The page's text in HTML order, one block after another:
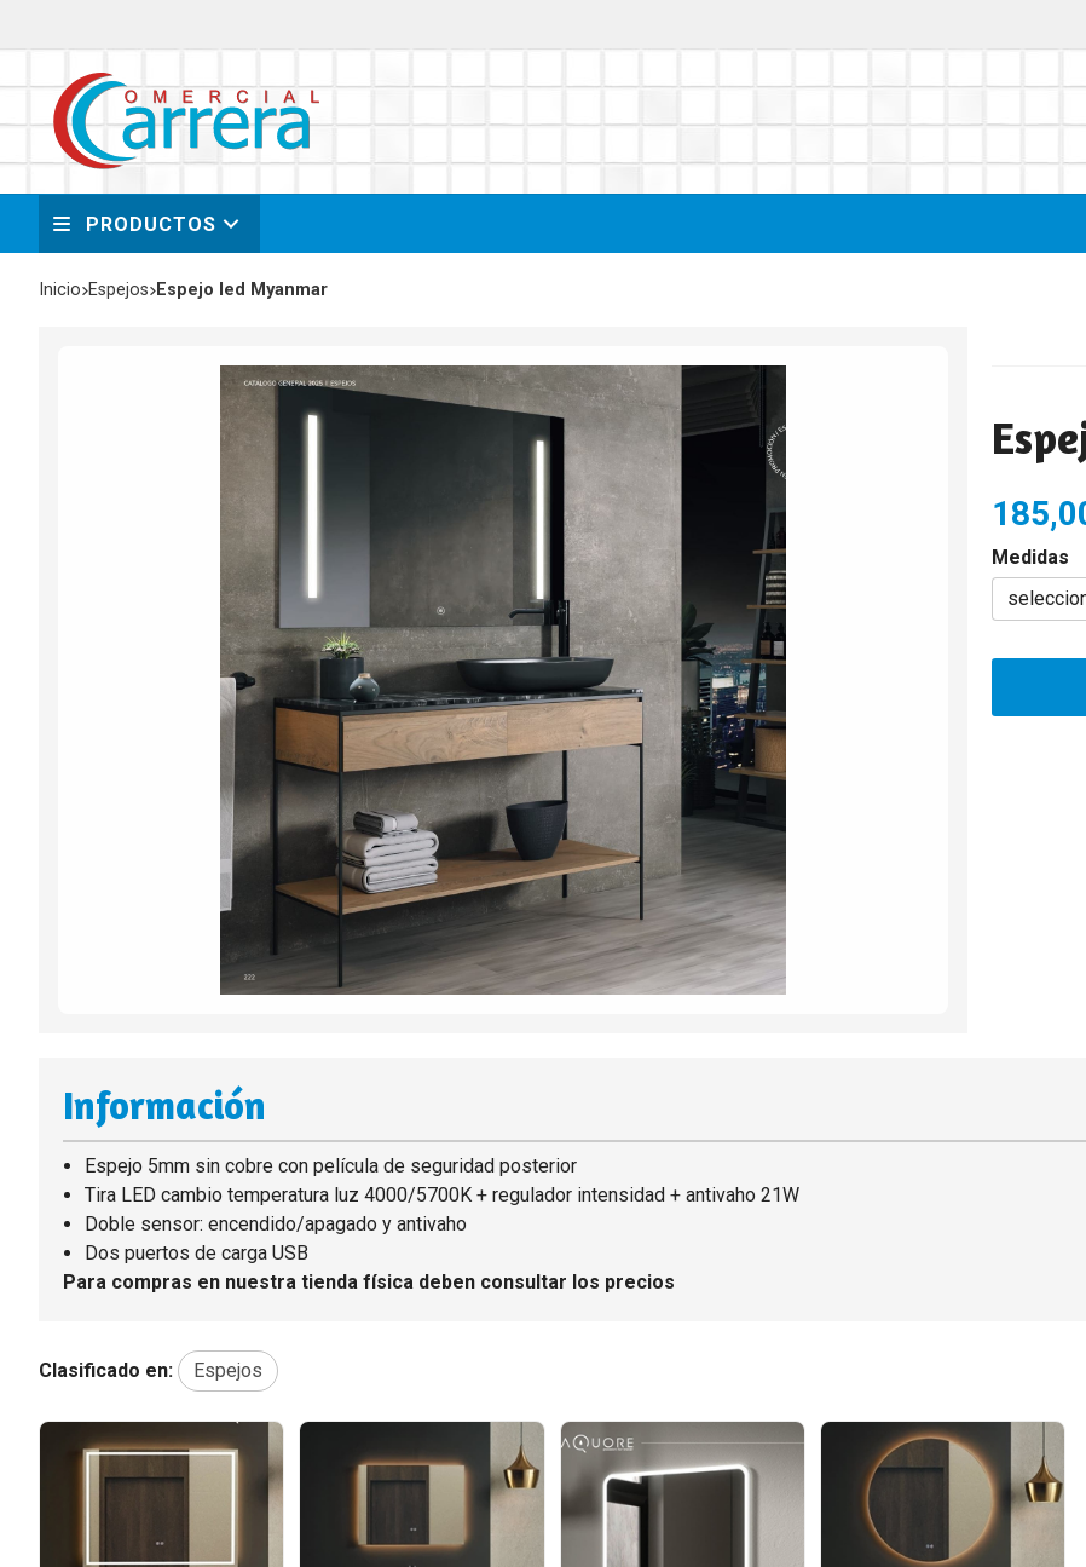
PRODUCTOS
Inicio espejos Espejo led Myanmar
Medidas
Información
Espejo 5mm sin cobre con película de seguridad posterior
Tira LED cambio temperatura luz 4000/5700K + regulador intensidad + antivaho 21W
Doble sensor: encendido/apagado y antivaho
Dos puertos de carga USB
Para compras en nuestra tienda física deben consultar los precios
Clasificado en: Espejos